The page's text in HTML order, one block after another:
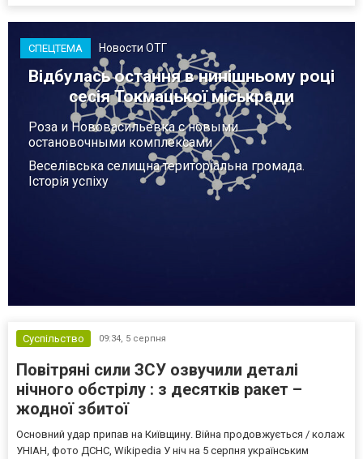
СПЕЦТЕМА Новости ОТГ
Відбулась остання в нинішньому році
сесія Токмацької міськради
Роза и Нововасильевка с новыми
остановочными комплексами
Веселівська селищна територіальна громада.
Історія успіху
Суспільство 09:34, 5 серпня
Повітряні сили ЗСУ озвучили деталі
нічного обстрілу : з десятків ракет –
жодної збитої
Основний удар припав на Київщину. Війна продовжується / колаж
УНІАН, фото ДСНС, Wikipedia У ніч на 5 серпня українським